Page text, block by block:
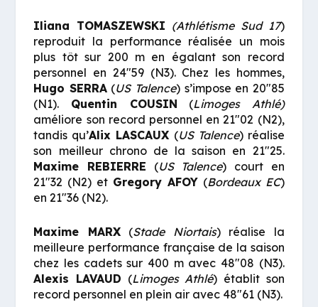
Iliana TOMASZEWSKI (Athlétisme Sud 17)
reproduit la performance réalisée un mois
plus tôt sur 200 m en égalant son record
personnel en 24″59 (N3). Chez les hommes,
Hugo SERRA(US Talence) s’impose en 20″85
(N1). Quentin COUSIN (Limoges Athlé)
améliore son record personnel en 21″02 (N2),
tandis qu’Alix LASCAUX (US Talence) réalise
son meilleur chrono de la saison en 21″25.
Maxime REBIERRE (US Talence) court en
21″32 (N2) et Gregory AFOY(Bordeaux EC)
en 21″36 (N2).
Maxime MARX(Stade Niortais) réalise la
meilleure performance française de la saison
chez les cadets sur 400 m avec 48″08 (N3).
Alexis LAVAUD (Limoges Athlé) établit son
record personnel en plein air avec 48″61 (N3).